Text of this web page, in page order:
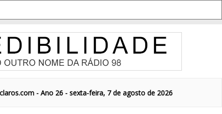
- Ano 26 - sexta-feira, 7 de agosto de 2026